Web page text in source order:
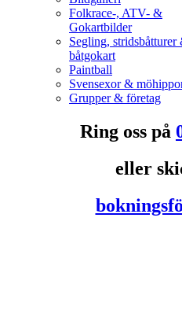
Folkrace-, ATV- &
Gokartbilder
Segling, stridsbåtturer
båtgokart
Paintball
Svensexor &
Grupper & företag
Ring oss på
eller